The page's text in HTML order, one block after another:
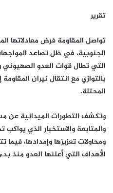
تقرير
تواصل المقاومة فرض معادلاتها
الجنوبية، في ظل تصاعد
التي تطال قوات العدو الصهيوني
بالتوازي مع انتقال نيران
المحتلة.
وتكشف التطورات الميدانية عن
والمتابعة والاستخبار الذي
ومحاولات تعزيزها وإمدادها، فيما
الأهداف التي أعلنها العدو منذ